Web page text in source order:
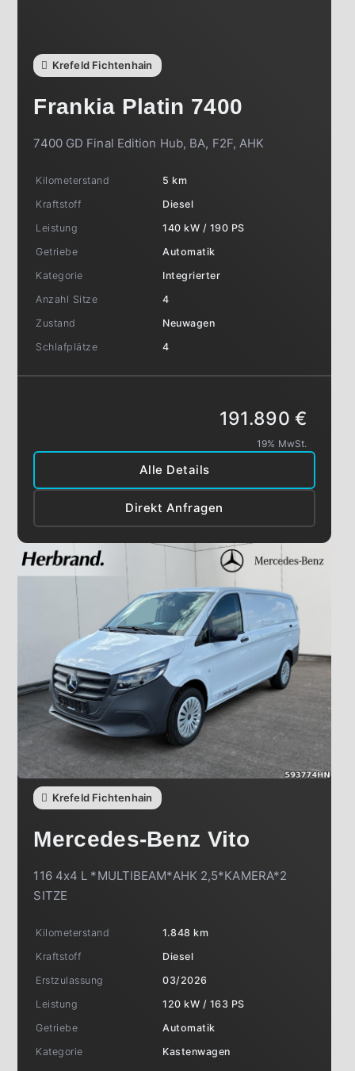
Krefeld Fichtenhain
Frankia Platin 7400
7400 GD Final Edition Hub, BA, F2F, AHK
Kilometerstand
5 km
Kraftstoff
Diesel
Leistung
140 kW / 190 PS
Getriebe
Automatik
Kategorie
Integrierter
Anzahl Sitze
4
Zustand
Neuwagen
Schlafplätze
4
Alle Details
Direkt Anfragen
191.890 €
19% MwSt.
Krefeld Fichtenhain
Mercedes-Benz Vito
116 4x4 L *MULTIBEAM*AHK 2,5*KAMERA*2
SITZE
Kilometerstand
1.848 km
Kraftstoff
Diesel
Erstzulassung
03/2026
Leistung
120 kW / 163 PS
Getriebe
Automatik
Kategorie
Kastenwagen